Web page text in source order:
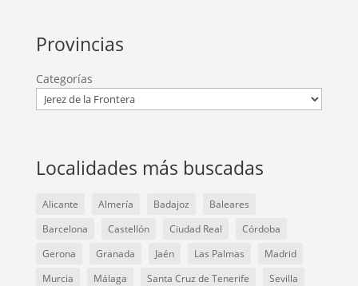
Provincias
Categorías
Localidades más buscadas
Alicante Almería Badajoz
Baleares
Barcelona
Castellón Ciudad Real
Córdoba
Gerona
Granada Jaén Las Palmas
Madrid
Murcia
Málaga Santa Cruz de Tenerife Sevilla